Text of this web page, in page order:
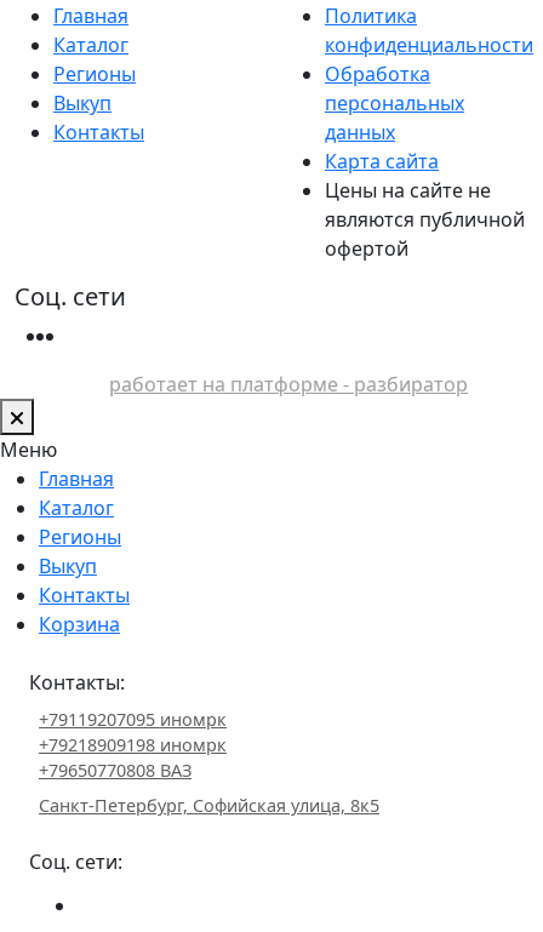
Главная
Каталог
Регионы
Выкуп
Контакты
Политика
конфиденциальности
Обработка
персональных
данных
Карта сайта
Цены на сайте не
являются публичной
офертой
Соц. сети
работает на платформе - разбиратор
Меню
Главная
Каталог
Регионы
Выкуп
Контакты
Корзина
Контакты:
+79119207095 иномрк
+79218909198 иномрк
+79650770808 ВАЗ
Санкт-Петербург, Софийская улица, 8к5
Соц. сети: